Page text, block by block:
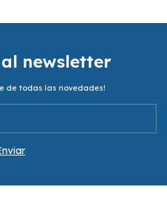
newsletter
de todas las novedades!